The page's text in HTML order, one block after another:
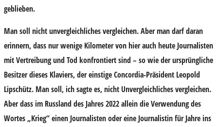
geblieben.
Man soll nicht unvergleichliches vergleichen. Aber man darf daran
erinnern, dass nur wenige Kilometer von hier auch heute Journalisten
mit Vertreibung und Tod konfrontiert sind – so wie der ursprüngliche
Besitzer dieses Klaviers, der einstige Concordia-Präsident Leopold
Lipschütz. Man soll, ich sagte es, nicht Unvergleichliches vergleichen.
Aber dass im Russland des Jahres 2022 allein die Verwendung des
Wortes „Krieg“ einen Journalisten oder eine Journalistin für Jahre ins